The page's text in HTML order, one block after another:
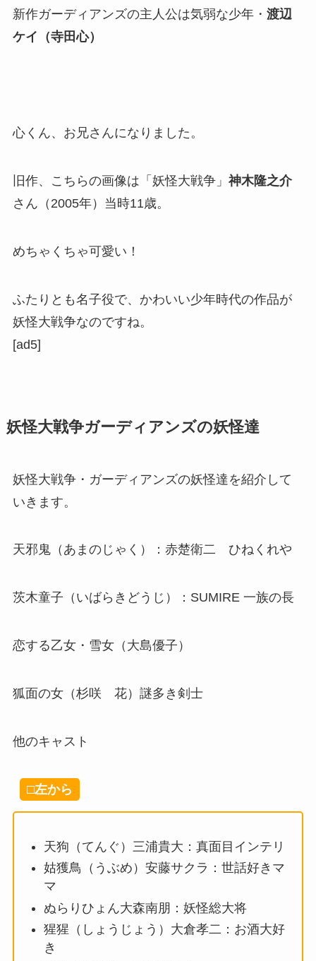
新作ガーディアンズの主人公は気弱な少年・ 渡辺
ケイ（寺田心）
心くん、お兄さんになりました。
旧作、こちらの画像は「妖怪大戦争」 神木隆之介
さん（2005年）当時11歳。
めちゃくちゃ可愛い！
ふたりとも名子役で、かわいい少年時代の作品が
妖怪大戦争なのですね。
[ad5]
妖怪大戦争ガーディアンズの妖怪達
妖怪大戦争・ガーディアンズの妖怪達を紹介して
いきます。
天邪鬼（あまのじゃく）：赤楚衛二 ひねくれや
茨木童子（いばらきどうじ）：SUMIRE 一族の長
恋する乙女・雪女（大島優子）
狐面の女（杉咲 花）謎多き剣士
他のキャスト
□左から
天狗（てんぐ）三浦貴大：真面目インテリ
姑獲鳥（うぶめ）安藤サクラ：世話好きマ
マ
ぬらりひょん大森南朋：妖怪総大将
猩猩（しょうじょう）大倉孝二：お酒大好
き